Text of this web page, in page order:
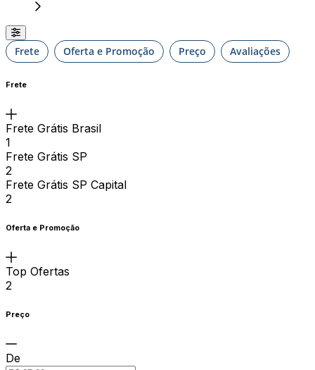
Frete Oferta e Promoção Preço Avaliações
Frete
Frete Grátis Brasil
1
Frete Grátis SP
2
Frete Grátis SP Capital
2
Oferta e Promoção
Top Ofertas
2
Preço
De